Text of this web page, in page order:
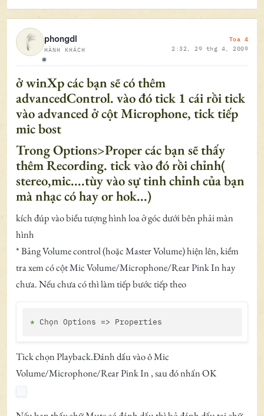
Ngoại tuyến
phongdl
HÀNH KHÁCH
Toa 4
2:32, 29 thg 4, 2009
ở winXp các bạn sẽ có thêm
advancedControl. vào đó tick 1 cái rồi tick
vào advanced ở cột Microphone, tick tiếp
mic bost
Trong Options>Proper các bạn sẽ thấy
thêm Recording. tick vào đó rồi chỉnh(
stereo,mic....tùy vào sự tinh chỉnh của bạn
mà nhạc có hay or hok...)
kích đúp vào biểu tượng hình loa ở góc dưới bên phải màn
hình
* Bảng Volume control (hoặc Master Volume) hiện lên, kiểm
tra xem có cột Mic Volume/Microphone/Rear Pink In hay
chưa. Nếu chưa có thì làm tiếp bước tiếp theo
*
Tick chọn Playback.Đánh dấu vào ô Mic
Volume/Microphone/Rear Pink In , sau đó nhấn OK